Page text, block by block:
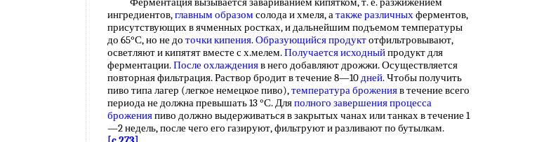
ингредиентов,главным образом солода и хмеля, атакже различныхферментов,
присутствующих в ячменных ростках, и дальнейшим подъемом температуры
до 65°С, но не до точки кипения.Образующийся продуктотфильтровывают,
осветляют и кипятят вместе с х.мелем.Получается исходныйпродукт для
ферментации.После охлажденияв него добавляют дрожжи. Осуществляется
повторная фильтрация. Раствор бродит в течение 8—10дней. Чтобы получить
пиво типа лагер (легкое немецкое пиво),температура броженияв течение всего
периода не должна превышать 13 °С. Дляполного завершенияпроцесса
броженияпиво должно выдерживаться в закрытых чанах или танках в течение 1
—2 недель, после чего его газируют, фильтруют и разливают по бутылкам.